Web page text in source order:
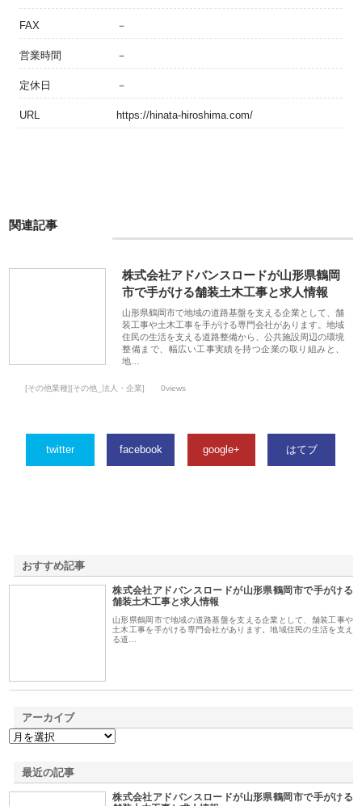
FAX －
営業時間 －
定休日 －
URL https://hinata-hiroshima.com/
関連記事
株式会社アドバンスロードが山形県鶴岡
市で手がける舗装土木工事と求人情報
山形県鶴岡市で地域の道路基盤を支える企業として、舗
装工事や土木工事を手がける専門会社があります。地域
住民の生活を支える道路整備から、公共施設周辺の環境
整備まで、幅広い工事実績を持つ企業の取り組みと、
地…
[その他業種][その他_法人・企業] 0views
twitter facebook google+ はてブ
おすすめ記事
株式会社アドバンスロードが山形県鶴岡市で手がける
舗装土木工事と求人情報
山形県鶴岡市で地域の道路基盤を支える企業として、舗装工事や
土木工事を手がける専門会社があります。地域住民の生活を支え
る道…
アーカイブ
最近の記事
株式会社アドバンスロードが山形県鶴岡市で手がける